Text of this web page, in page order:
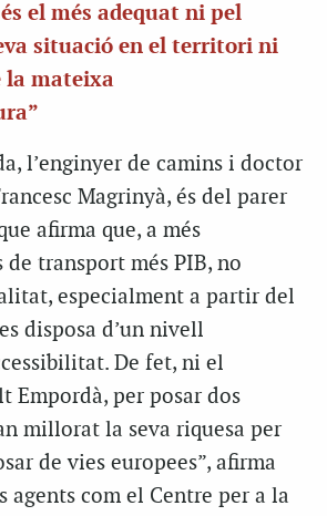
el més adequat ni pel
situació en el territori ni
la mateixa
l’enginyer de camins i doctor
Magrinyà, és del parer
afirma que, a més
transport més PIB, no
especialment a partir del
disposa d’un nivell
De fet, ni el
Empordà, per posar dos
millorat la seva riquesa per
de vies europees”, afirma
agents com el Centre per a la